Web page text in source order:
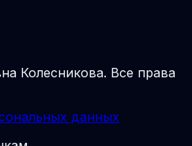
Колесникова. Все права
данных